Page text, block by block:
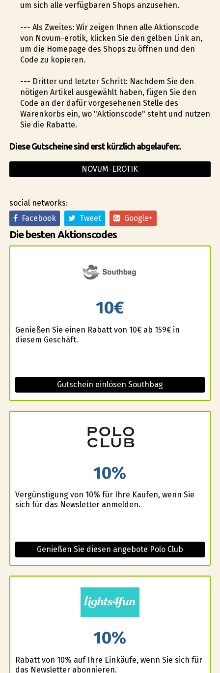
um sich alle verfügbaren Shops anzusehen.
--- Als Zweites: Wir zeigen Ihnen alle Aktionscode
von Novum-erotik, klicken Sie den gelben Link an,
um die Homepage des Shops zu öffnen und den
Code zu kopieren.
--- Dritter und letzter Schritt: Nachdem Sie den
nötigen Artikel ausgewählt haben, fügen Sie den
Code an der dafür vorgesehenen Stelle des
Warenkorbs ein, wo "Aktionscode" steht und nutzen
Sie die Rabatte.
Diese Gutscheine sind erst kürzlich abgelaufen:.
NOVUM-EROTIK
social networks:
Facebook
Tweet Google+
Die besten Aktionscodes
10€
Genießen Sie einen Rabatt von 10€ ab 159€ in
diesem Geschäft.
Gutschein einlösen Southbag
10%
Vergünstigung von 10% für Ihre Kaufen, wenn Sie
sich für das Newsletter anmelden.
Genießen Sie diesen angebote Polo Club
10%
Rabatt von 10% auf Ihre Einkäufe, wenn Sie sich für
das Newsletter abonnieren.